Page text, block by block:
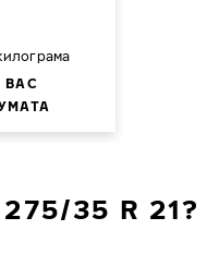
ВАС
35 R 21?